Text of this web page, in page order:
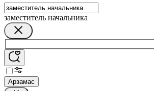
заместитель начальника
Арзамас